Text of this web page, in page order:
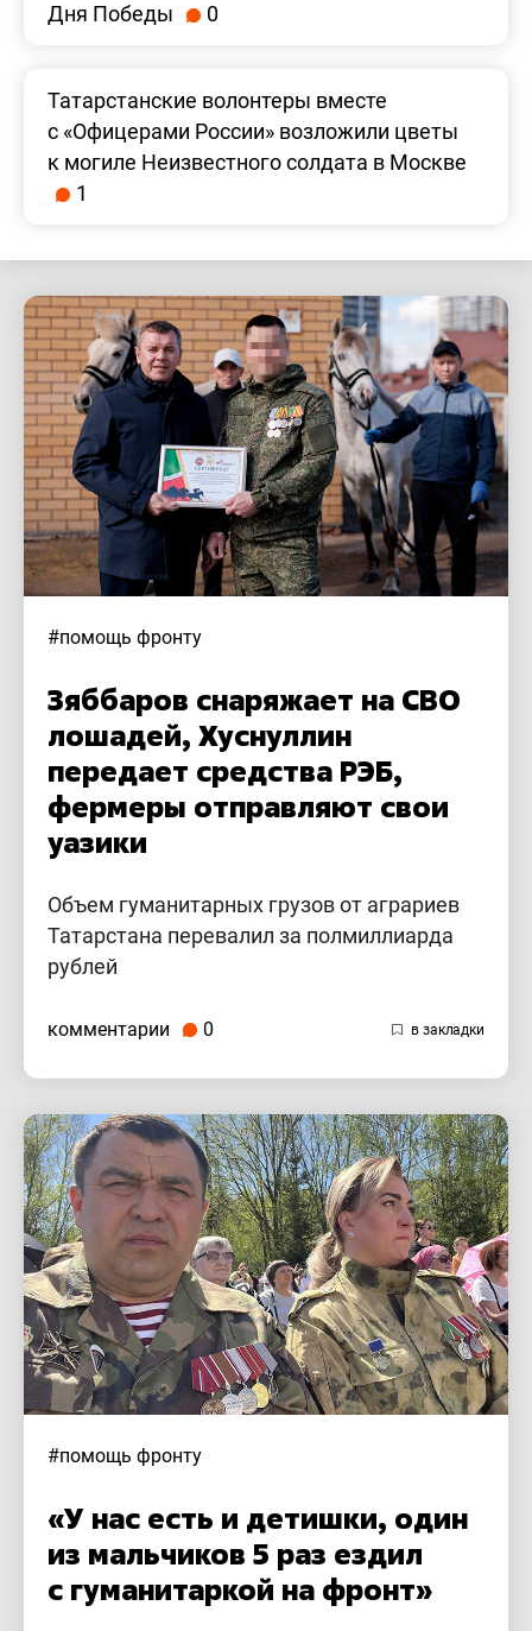
Дня Победы
0
Татарстанские волонтеры вместе
с «Офицерами России» возложили цветы
к могиле Неизвестного солдата в Москве
1
#помощь фронту
Зяббаров снаряжает на СВО
лошадей, Хуснуллин
передает средства РЭБ,
фермеры отправляют свои
уазики
Объем гуманитарных грузов от аграриев
Татарстана перевалил за полмиллиарда
рублей
комментарии 0
#помощь фронту
«У нас есть и детишки, один
из мальчиков 5 раз ездил
с гуманитаркой на фронт»